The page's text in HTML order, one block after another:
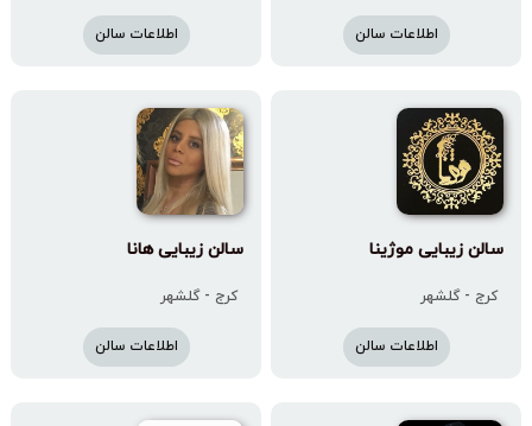
اطلاعات سالن اطلاعات سالن
سالن زیبایی موژینا
کرج - گلشهر
اطلاعات سالن
سالن زیبایی هانا
کرج - گلشهر
اطلاعات سالن